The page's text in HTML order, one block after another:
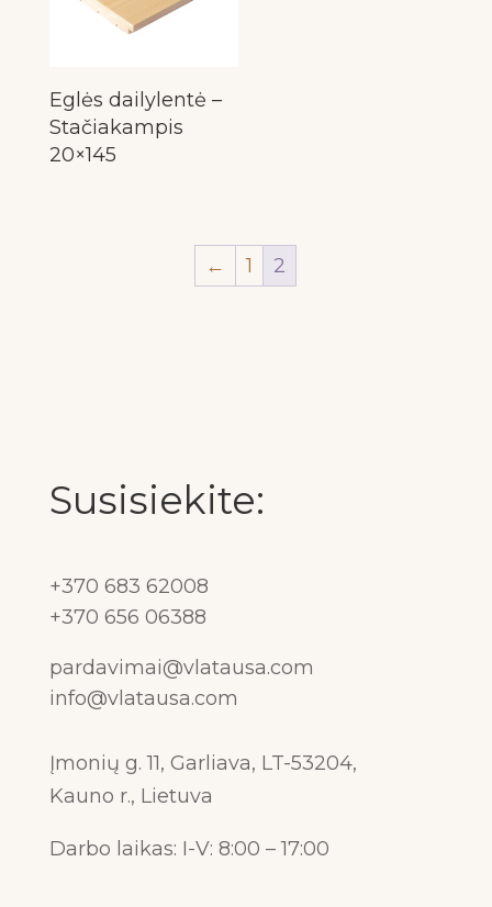
Eglės dailylentė –
Stačiakampis
20×145
← 1 2
Susisiekite:
+370 683 62008
+370 656 06388
pardavimai@vlatausa.com
info@vlatausa.com
Įmonių g. 11, Garliava, LT-53204,
Kauno r., Lietuva
Darbo laikas: I-V: 8:00 – 17:00